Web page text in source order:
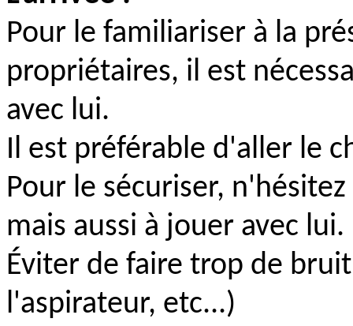
Pour le familiariser à la
propriétaires, il est
avec lui.
Il est préférable d'aller le
Pour le sécuriser,
mais aussi à jouer avec lui.
Éviter de faire trop de
l'aspirateur, etc...)